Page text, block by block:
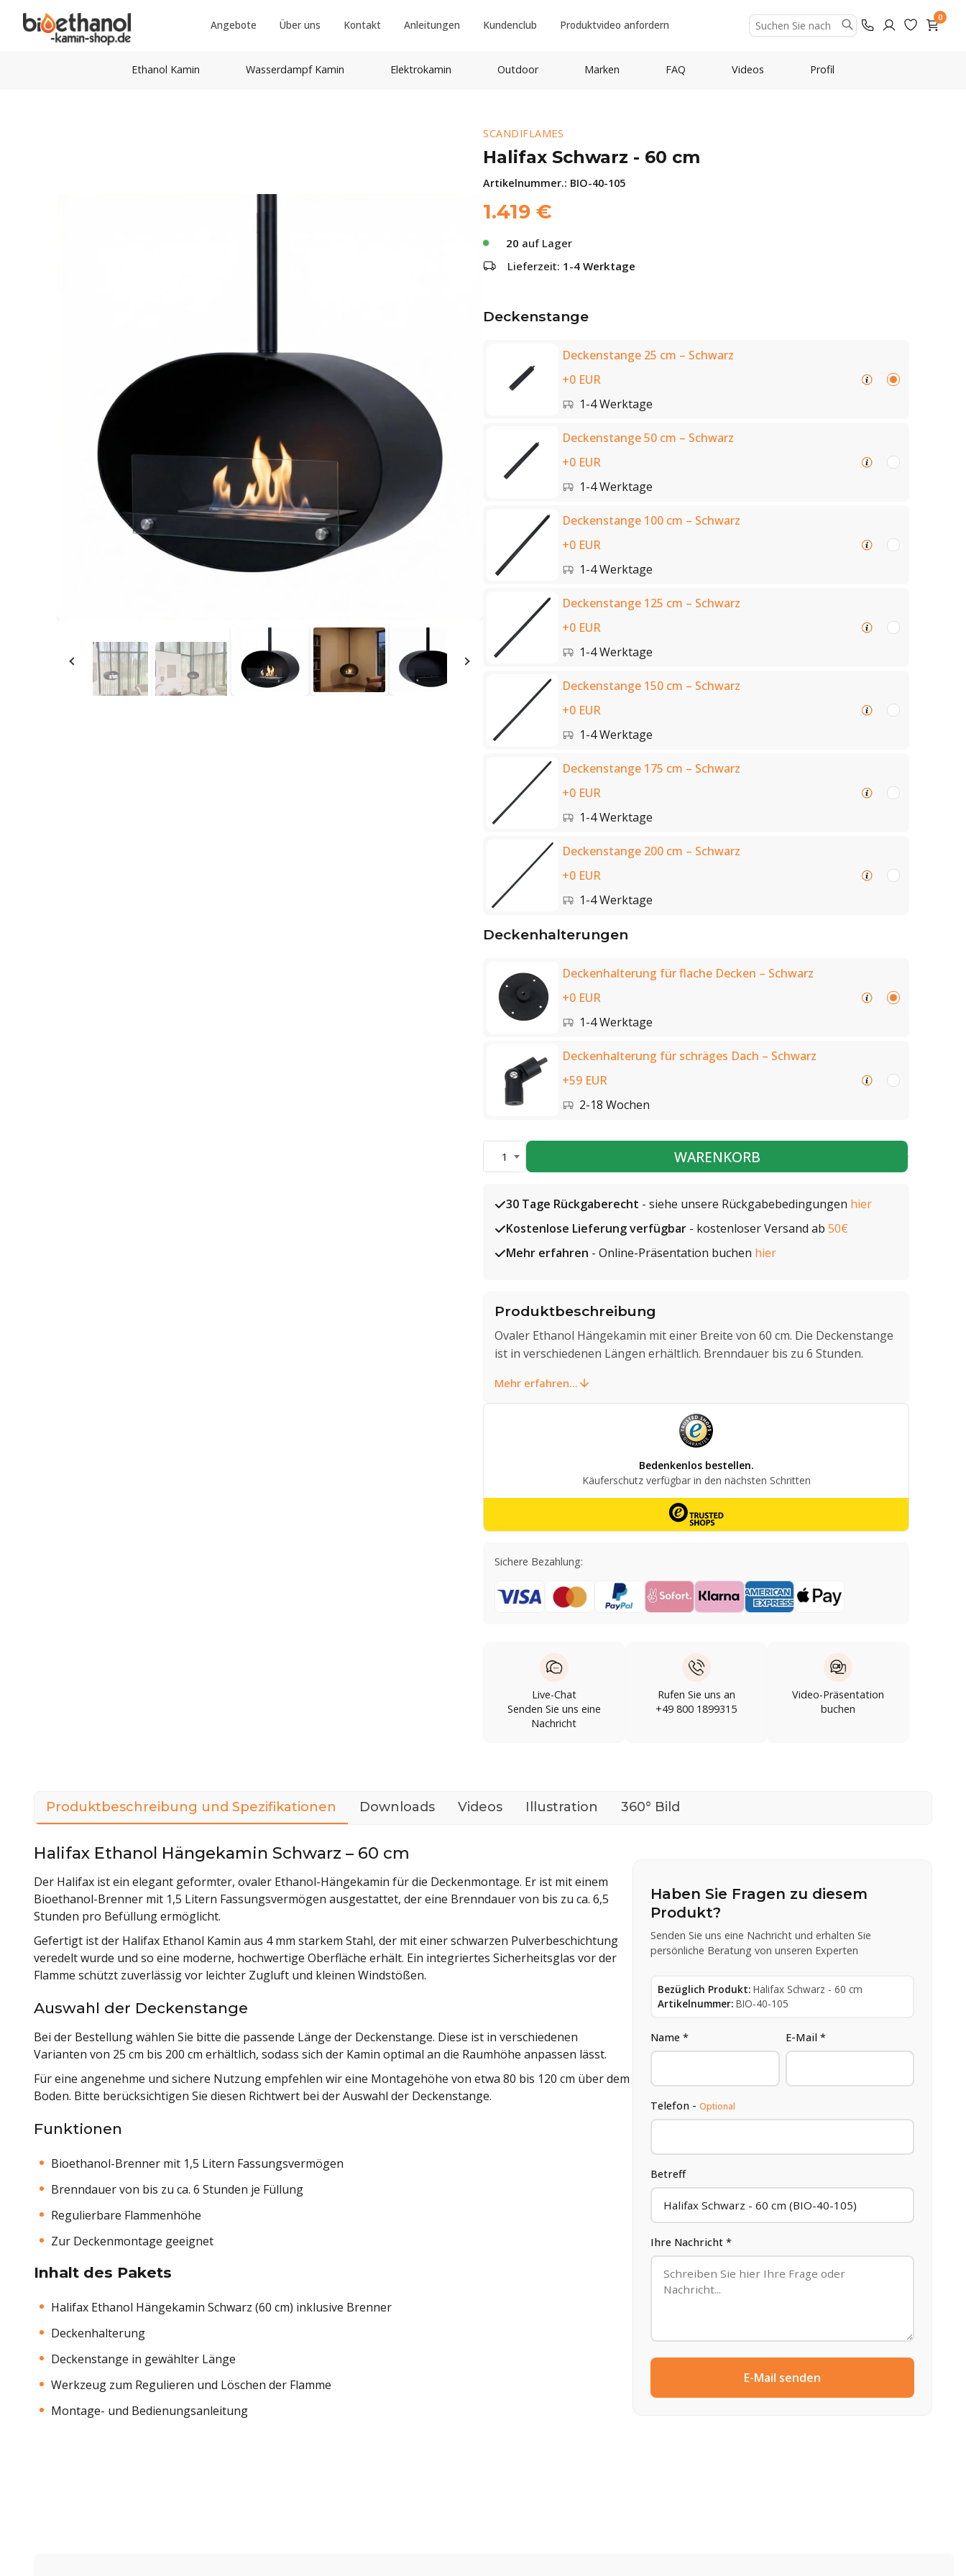
Angebote Über uns Kontakt Anleitungen Kundenclub Produktvideo anfordern
0
Ethanol Kamin Wasserdampf Kamin Elektrokamin Outdoor Marken FAQ Videos Profil
SCANDIFLAMES
Halifax Schwarz - 60 cm
Artikelnummer.: BIO-40-105
1.419 €
20 auf Lager
Lieferzeit: 1-4 Werktage
Deckenstange
Deckenstange 25 cm – Schwarz
+0 EUR
1-4 Werktage
Deckenstange 50 cm – Schwarz
+0 EUR
1-4 Werktage
Deckenstange 100 cm – Schwarz
+0 EUR
1-4 Werktage
Deckenstange 125 cm – Schwarz
+0 EUR
1-4 Werktage
Deckenstange 150 cm – Schwarz
+0 EUR
1-4 Werktage
Deckenstange 175 cm – Schwarz
+0 EUR
1-4 Werktage
Deckenstange 200 cm – Schwarz
+0 EUR
1-4 Werktage
Deckenhalterungen
Deckenhalterung für flache Decken – Schwarz
+0 EUR
1-4 Werktage
Deckenhalterung für schräges Dach – Schwarz
+59 EUR
2-18 Wochen
1 WARENKORB
30 Tage Rückgaberecht - siehe unsere Rückgabebedingungen hier
Kostenlose Lieferung verfügbar - kostenloser Versand ab 50€
Mehr erfahren - Online-Präsentation buchen hier
Produktbeschreibung
Ovaler Ethanol Hängekamin mit einer Breite von 60 cm. Die Deckenstange
ist in verschiedenen Längen erhältlich. Brenndauer bis zu 6 Stunden.
Mehr erfahren...
Sichere Bezahlung:
Live-Chat
Senden Sie uns eine
Nachricht
Rufen Sie uns an
+49 800 1899315
Video-Präsentation
buchen
Produktbeschreibung und Spezifikationen Downloads Videos Illustration 360° Bild
Halifax Ethanol Hängekamin Schwarz – 60 cm
Der Halifax ist ein elegant geformter, ovaler Ethanol-Hängekamin für die Deckenmontage. Er ist mit einem
Bioethanol-Brenner mit 1,5 Litern Fassungsvermögen ausgestattet, der eine Brenndauer von bis zu ca. 6,5
Stunden pro Befüllung ermöglicht.
Gefertigt ist der Halifax Ethanol Kamin aus 4 mm starkem Stahl, der mit einer schwarzen Pulverbeschichtung
veredelt wurde und so eine moderne, hochwertige Oberfläche erhält. Ein integriertes Sicherheitsglas vor der
Flamme schützt zuverlässig vor leichter Zugluft und kleinen Windstößen.
Auswahl der Deckenstange
Bei der Bestellung wählen Sie bitte die passende Länge der Deckenstange. Diese ist in verschiedenen
Varianten von 25 cm bis 200 cm erhältlich, sodass sich der Kamin optimal an die Raumhöhe anpassen lässt.
Für eine angenehme und sichere Nutzung empfehlen wir eine Montagehöhe von etwa 80 bis 120 cm über dem
Boden. Bitte berücksichtigen Sie diesen Richtwert bei der Auswahl der Deckenstange.
Funktionen
Bioethanol-Brenner mit 1,5 Litern Fassungsvermögen
Brenndauer von bis zu ca. 6 Stunden je Füllung
Regulierbare Flammenhöhe
Zur Deckenmontage geeignet
Inhalt des Pakets
Halifax Ethanol Hängekamin Schwarz (60 cm) inklusive Brenner
Deckenhalterung
Deckenstange in gewählter Länge
Werkzeug zum Regulieren und Löschen der Flamme
Montage- und Bedienungsanleitung
Haben Sie Fragen zu diesem
Produkt?
Senden Sie uns eine Nachricht und erhalten Sie
persönliche Beratung von unseren Experten
Bezüglich Produkt: Halifax Schwarz - 60 cm
Artikelnummer: BIO-40-105
Name * E-Mail *
Telefon -Optional
Betreff
Ihre Nachricht *
E-Mail senden